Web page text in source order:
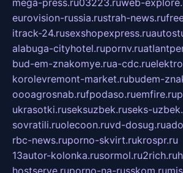
eurovision-russia.rustrah-news.ru
itrack-24.rusexshopexpress.ru
alabuga-cityhotel.rupornv.ru
bud-em-znakomye.rua-cdc.ru
korolevremont-market.rubudem-
oooagrosnab.rufpodaso.ruemfire.ru
ukrasotki.ruseksuzbek.ruseks-
sovratili.ruolecoon.ruvd-dosug.ru
rbc-news.ruporno-skvirt.rukrospr.ru
13autor-kolonka.rusormol.ru2rich.ru
hostserve.ruporno-na-russkom.ru